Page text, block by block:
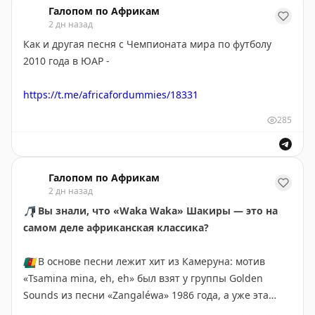
платформу для мониторинга и проведут самый
северный интернациональный хоровод. Конкурс в
этом году был рекордным — 73 тысячи заявок на 22
места.
😅🤣😂🙂🙃
мы тоже есть) —
для всех, кто хотел познакомиться со сложным миром
Чёрного континента, но не знал, с чего начать
Галопом по Африкам
2 дн назад
Как и другая песня с Чемпионата мира по футболу
2010 года в ЮАР -
https://t.me/africafordummies/18331
285
Галопом по Африкам
2 дн назад
🎵 Вы знали, что «Waka Waka» Шакиры — это на
самом деле африканская классика?
🇨🇲В основе песни лежит хит из Камеруна: мотив
«Tsamina mina, eh, eh» был взят у группы Golden
Sounds из песни «Zangaléwa» 1986 года, а уже эта